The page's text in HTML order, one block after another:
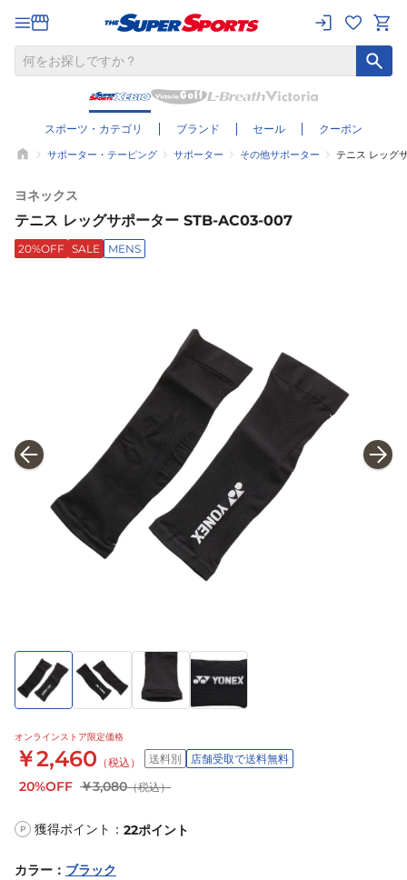
スポーツ・カテゴリ ブランド セール クーポン
サポーター・テーピング サポーター その他サポーター テニス レッグ
ヨネックス
テニス レッグサポーター STB-AC03-007
20%OFF SALE MENS
オンラインストア限定価格
￥2,460 （税込） 送料別 店舗受取で送料無料
20%OFF ￥3,080（税込）
P 獲得ポイント： 22ポイント
カラー ： ブラック